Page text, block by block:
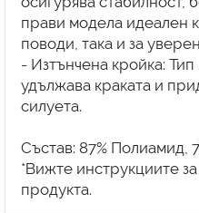
прави модела идеален
поводи, така и за
- Изтънчена кройка: Тип
удължава краката и
силуета.
Състав: 87% Полиамид,
*Вижте инструкциите